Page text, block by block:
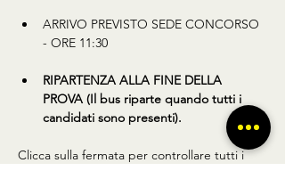
ARRIVO PREVISTO SEDE CONCORSO
- ORE 11:30
RIPARTENZA ALLA FINE DELLA
PROVA (Il bus riparte quando tutti i
candidati sono presenti).
Clicca sulla fermata per controllare tutti i